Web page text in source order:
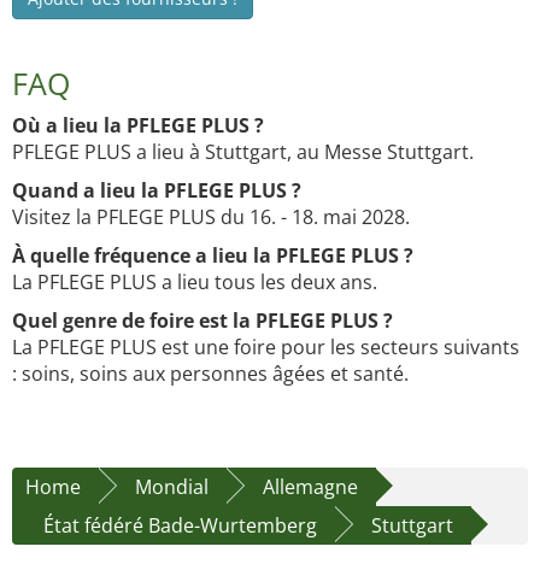
FAQ
Où a lieu la PFLEGE PLUS ?
PFLEGE PLUS a lieu à Stuttgart, au Messe Stuttgart.
Quand a lieu la PFLEGE PLUS ?
Visitez la PFLEGE PLUS du 16. - 18. mai 2028.
À quelle fréquence a lieu la PFLEGE PLUS ?
La PFLEGE PLUS a lieu tous les deux ans.
Quel genre de foire est la PFLEGE PLUS ?
La PFLEGE PLUS est une foire pour les secteurs suivants
: soins, soins aux personnes âgées et santé.
Home Mondial
Allemagne
État fédéré Bade-Wurtemberg
Stuttgart